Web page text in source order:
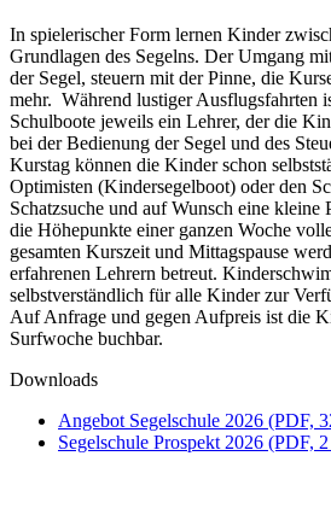
In spielerischer Form lernen Kinder
Grundlagen des Segelns. Der Umgang
der Segel, steuern mit der Pinne, die
mehr. Während lustiger Ausflugsfahrten
Schulboote jeweils ein Lehrer, der die
bei der Bedienung der Segel und des
Kurstag können die Kinder schon
Optimisten (Kindersegelboot) oder den
Schatzsuche und auf Wunsch eine kleine
die Höhepunkte einer ganzen Woche
gesamten Kurszeit und Mittagspause
erfahrenen Lehrern betreut.
selbstverständlich für alle Kinder zur
Auf Anfrage und gegen Aufpreis ist die
Surfwoche buchbar.
Downloads
Angebot Segelschule 2026 (PDF,
Segelschule Prospekt 2026 (PDF,